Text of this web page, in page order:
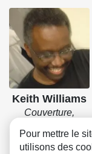
Keith Williams
Couverture,
Pour mettre le
utilisons des